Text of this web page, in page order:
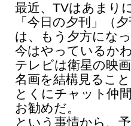
最近、TVはあまり
「今日の夕刊」（
は、もう夕方にな
今はやっているか
テレビは衛星の映画
名画を結構見ること
とくにチャット仲
お勧めだ。
という事情から、